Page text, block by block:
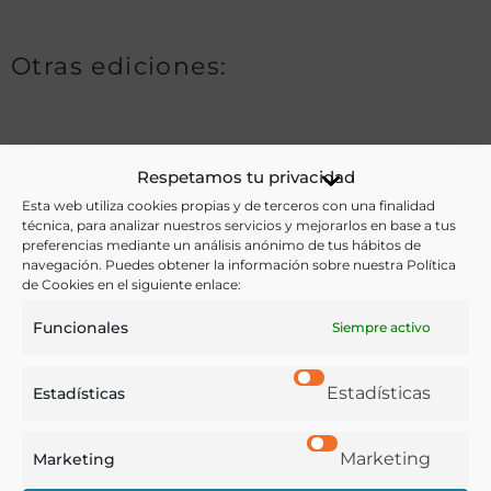
Respetamos tu privacidad
Esta web utiliza cookies propias y de terceros con una finalidad
técnica, para analizar nuestros servicios y mejorarlos en base a tus
preferencias mediante un análisis anónimo de tus hábitos de
navegación. Puedes obtener la información sobre nuestra Política
de Cookies en el siguiente enlace:
Funcionales Siempre activo
Estadísticas Estadísticas
Marketing Marketing
Otras ediciones:
Notas:
Ver más libros de estas materias:
Alimentos,Cocina,Dietética y nutrición
Historia , Hostelería Menús
Ver más libros con las palabras clave: